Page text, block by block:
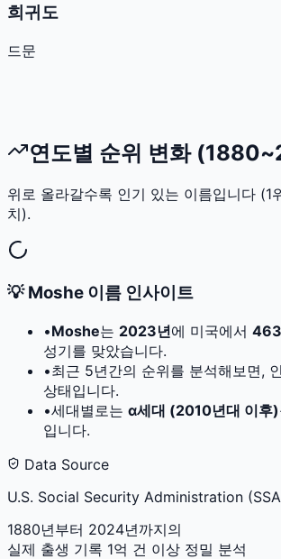
희귀도
드문
연도별 순위 변화
위로 올라갈수록 인기 있는 이름입니다 (1
치).
💡Moshe 이름 인사이트
•Moshe는 2023년에 미국에서 463
성기를 맞았습니다.
•최근 5년간의 순위를 분석해보면,
상태입니다.
•세대별로는 α세대 (2010년대 이후)
입니다.
Data Source
U.S. Social Security Administration
1880년부터 2024년까지의
실제 출생 기록 1억 건 이상 정밀 분석